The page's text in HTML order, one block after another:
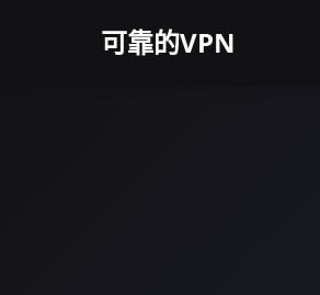
可靠的VPN